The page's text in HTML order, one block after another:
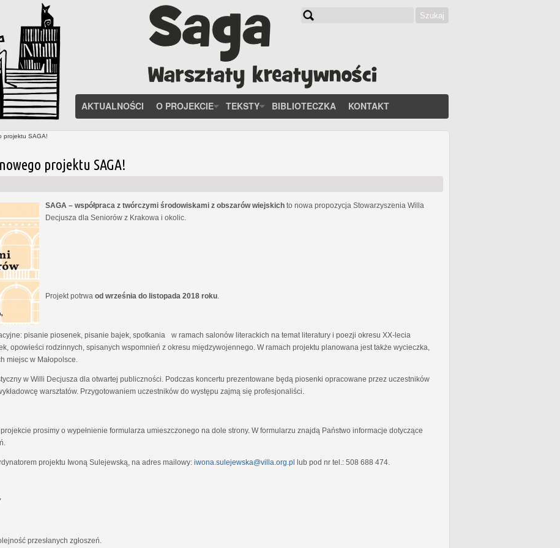
Szukaj
AKTUALNOŚCI O PROJEKCIE TEKSTY BIBLIOTECZKA KONTAKT
projektu SAGA!
projektu SAGA!
SAGA – współpraca z twórczymi środowiskami z obszarów wiejskich to nowa propozycja Stowarzyszenia Willa
Decjusza dla Seniorów z Krakowa i okolic.
Projekt potrwa od września do listopada 2018 roku
pisanie piosenek, pisanie bajek, spotkania w ramach salonów literackich na temat literatury i poezji okresu XX-lecia
opowieści rodzinnych, spisanych wspomnień z okresu międzywojennego. W ramach projektu planowana jest także wycieczka,
miejsc w Małopolsce.
w Willi Decjusza dla otwartej publiczności. Podczas koncertu prezentowane będą piosenki opracowane przez uczestników
warsztatów. Przygotowaniem uczestników do występu zajmą się profesjonaliści.
prosimy o wypełnienie formularza umieszczonego na dole strony. W formularzu znajdą Państwo informacje dotyczące
projektu Iwoną Sulejewską, na adres mailowy: iwona.sulejewska@villa.org.pl lub pod nr tel.: 508 688 474.
przesłanych zgłoszeń.